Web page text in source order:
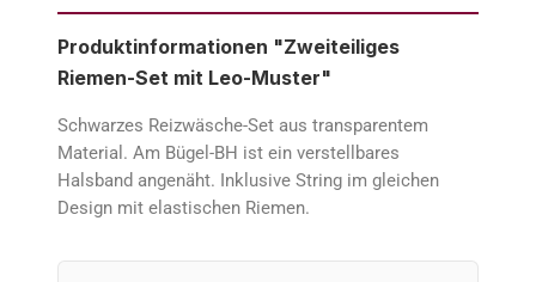
Produktinformationen "Zweiteiliges
Riemen-Set mit Leo-Muster"
Schwarzes Reizwäsche-Set aus transparentem
Material. Am Bügel-BH ist ein verstellbares
Halsband angenäht. Inklusive String im gleichen
Design mit elastischen Riemen.